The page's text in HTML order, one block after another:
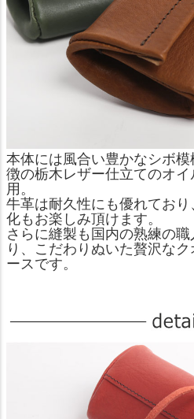
本体には風合い豊かなシボ
徴の栃木レザー仕立てのオ
用。
牛革は耐久性にも優れてお
化もお楽しみ頂けます。
さらに縫製も国内の熟練の
り、こだわりぬいた贅沢な
ースです。